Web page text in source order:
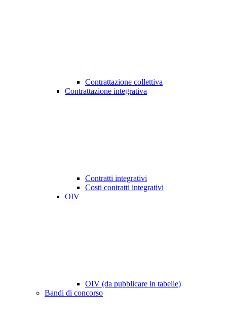
Contrattazione collettiva
Contrattazione integrativa
Contratti integrativi
Costi contratti integrativi
OIV
OIV (da pubblicare in tabelle)
Bandi di concorso